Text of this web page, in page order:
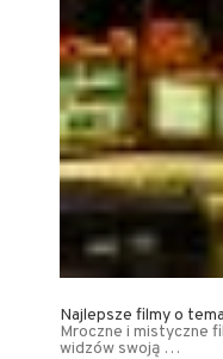
Najlepsze filmy o
Mroczne i mistyczne
widzów swoją …